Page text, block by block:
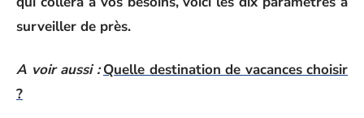
surveiller de près.
A voir aussi : Quelle destination de vacances choisir
?